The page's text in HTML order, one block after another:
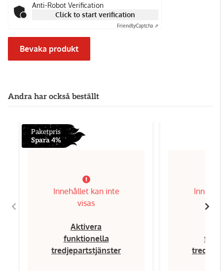
Anti-Robot Verification
Click to start verification
FriendlyCaptcha ⇗
Bevaka produkt
Andra har också beställt
Paketpris
Spara 4%
Innehållet kan inte
visas
Aktivera
funktionella
tredjepartstjänster